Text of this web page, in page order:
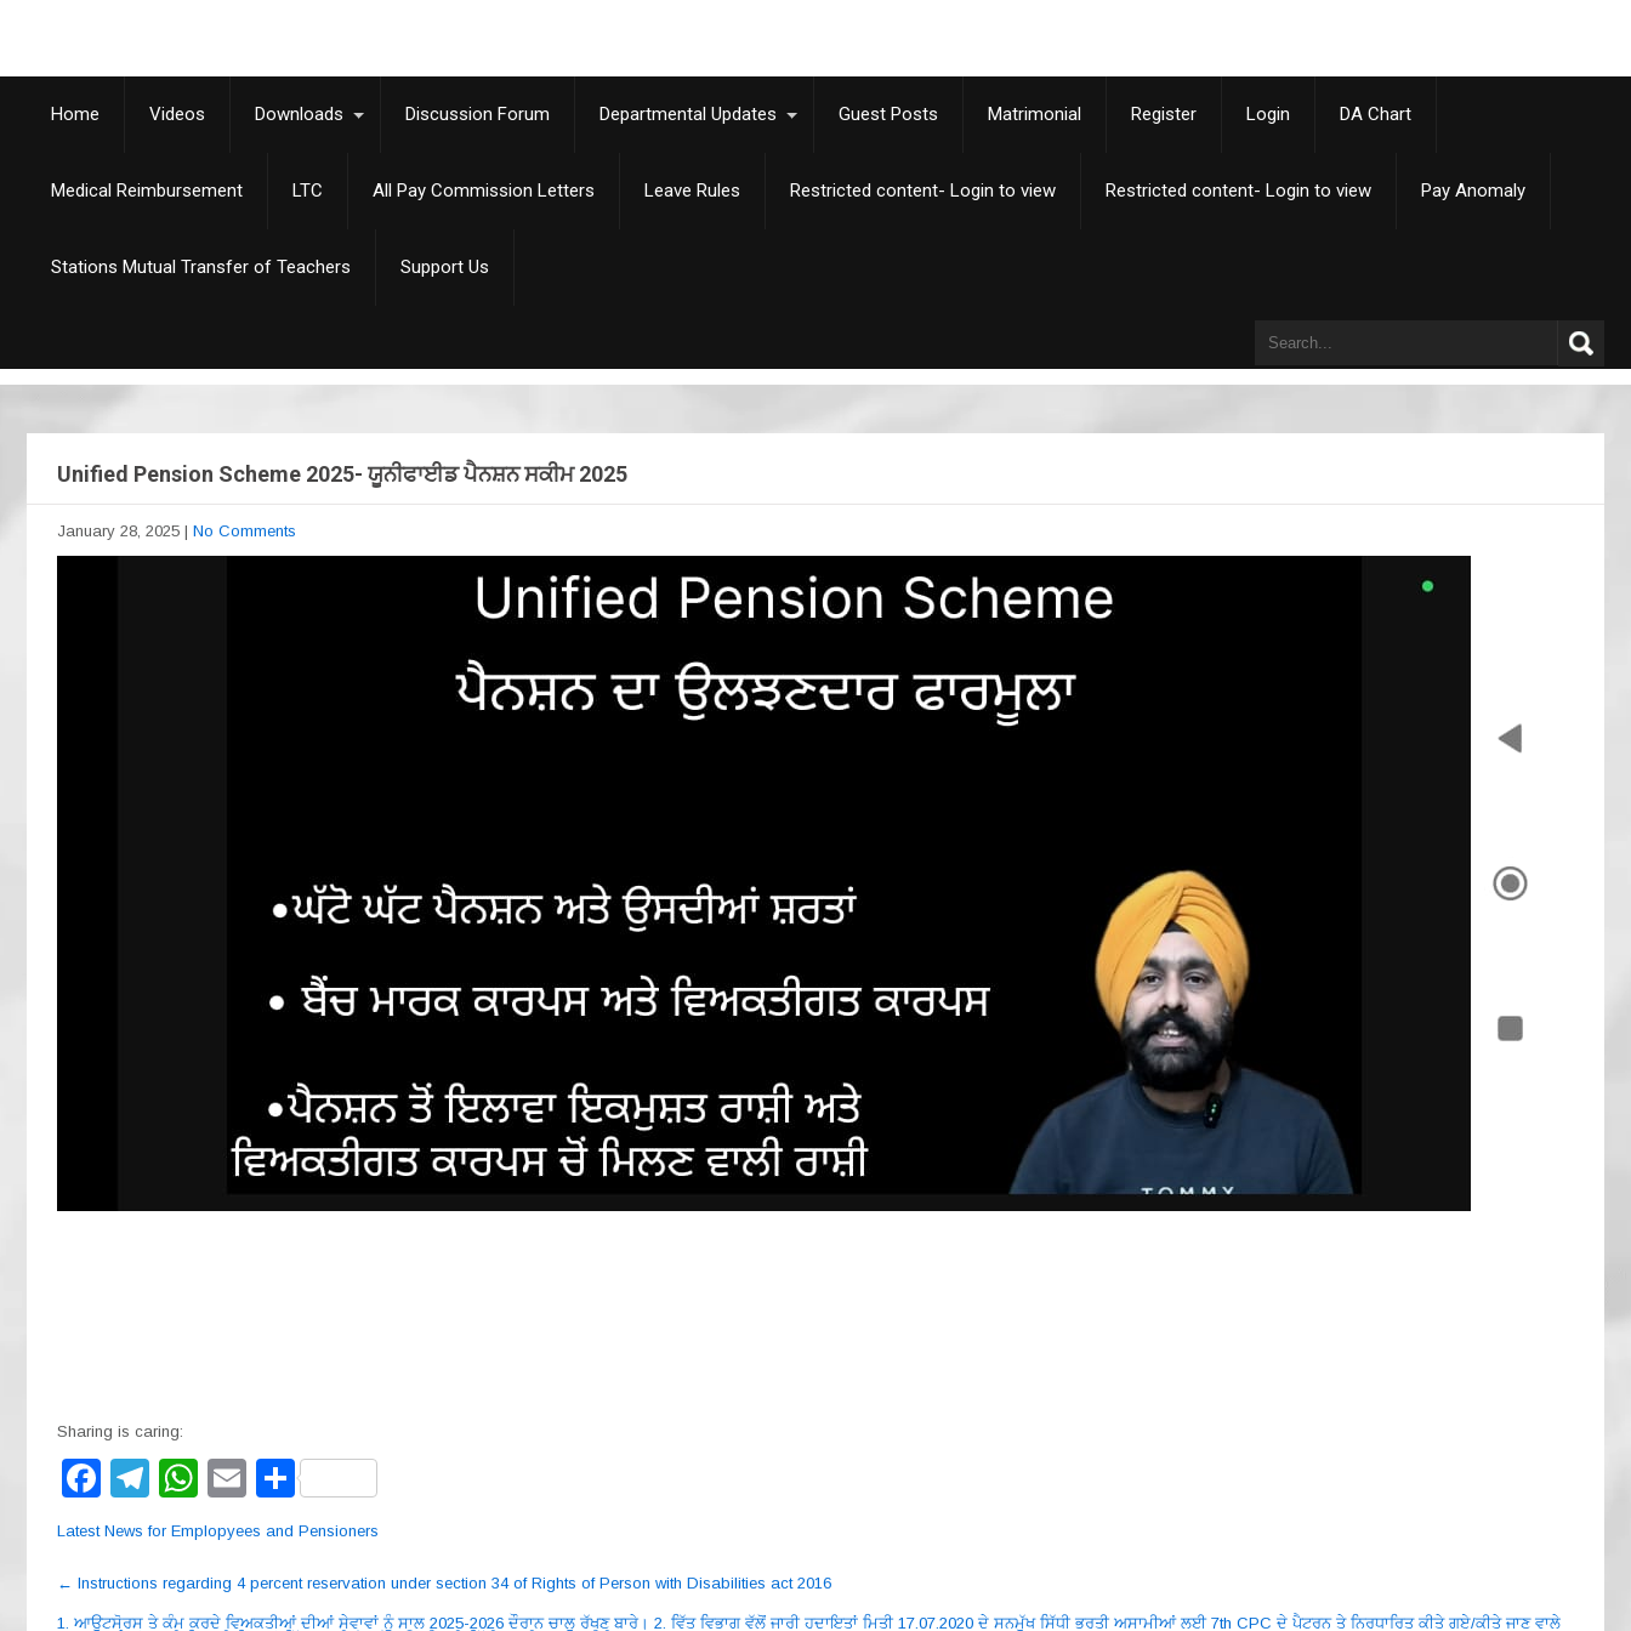
Home Videos Downloads Discussion Forum Departmental Updates Guest Posts Matrimonial Register Login DA Chart
Medical Reimbursement LTC All Pay Commission Letters Leave Rules Restricted content- Login to view Restricted content- Login to view Pay Anomaly
Stations Mutual Transfer of Teachers Support Us
Unified Pension Scheme 2025- ਯੂਨੀਫਾਈਡ ਪੈਨਸ਼ਨ ਸਕੀਮ 2025
January 28, 2025 | No Comments
Sharing is caring:
F
a
e
T
el
gr
W
h
s
E
m
S
h
e
Latest News for Emplopyees and Pensioners
Post
navigation
← Instructions regarding 4 percent reservation under section 34 of Rights of Person with Disabilities act 2016
1. ਆਊਟਸੋਰਸ ਤੇ ਕੰਮ ਕਰਦੇ ਵਿਅਕਤੀਆਂ ਦੀਆਂ ਸੇਵਾਵਾਂ ਨੂੰ ਸਾਲ 2025-2026 ਦੌਰਾਨ ਚਾਲੂ ਰੱਖਣ ਬਾਰੇ। 2. ਵਿੱਤ ਵਿਭਾਗ ਵੱਲੋਂ ਜਾਰੀ ਹਦਾਇਤਾਂ ਮਿਤੀ 17.07.2020 ਦੇ ਸਨਮੁੱਖ ਸਿੱਧੀ ਭਰਤੀ ਅਸਾਮੀਆਂ ਲਈ 7th CPC ਦੇ ਪੈਟਰਨ ਤੇ ਨਿਰਧਾਰਿਤ ਕੀਤੇ ਗਏ/ਕੀਤੇ ਜਾਣ ਵਾਲੇ